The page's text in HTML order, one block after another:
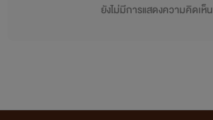
ยังไม่มีการแสดงความคิดเห็น